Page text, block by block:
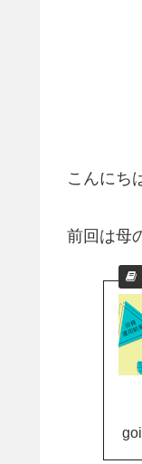
こんにち
前回は母